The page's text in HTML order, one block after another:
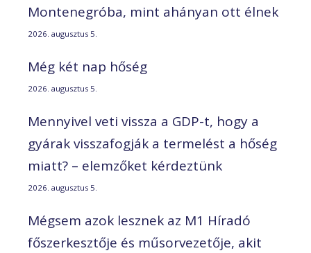
Montenegróba, mint ahányan ott élnek
2026. augusztus 5.
Még két nap hőség
2026. augusztus 5.
Mennyivel veti vissza a GDP-t, hogy a
gyárak visszafogják a termelést a hőség
miatt? – elemzőket kérdeztünk
2026. augusztus 5.
Mégsem azok lesznek az M1 Híradó
főszerkesztője és műsorvezetője, akit